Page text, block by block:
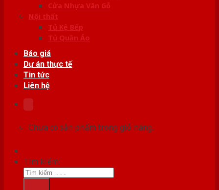
Cửa Nhựa Vân Gỗ
Nội thất
Tủ Kệ Bếp
Tủ Quần Áo
Báo giá
Dự án thực tế
Tin tức
Liên hệ
Chưa có sản phẩm trong giỏ hàng.
Tìm kiếm: